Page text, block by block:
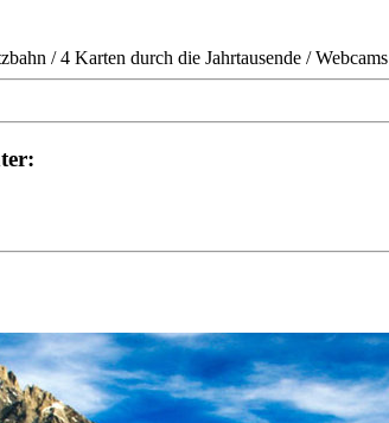
/4 Karten durch die Jahrtausende /Webcams